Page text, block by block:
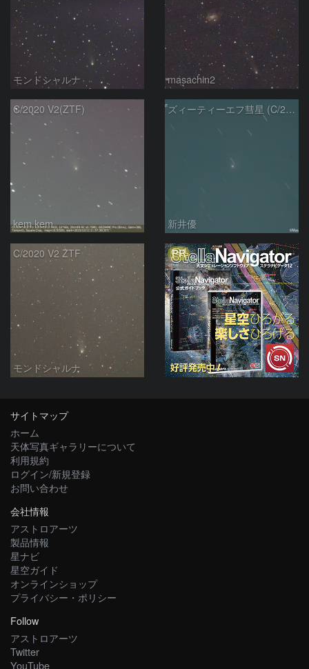
モンドシャルナ masachin2
C/2020 V2(ZTF)
kem.kem
ズィーティーエフ彗星 (C/2020V2)：202309/12
新井優
C/2020 V2 ZTF
モンドシャルナ
PR
サイトマップ
ホーム
天体写真ギャラリーについて
利用規約
ログイン/新規登録
お問い合わせ
会社情報
アストロアーツ
製品情報
星ナビ
星空ガイド
オンラインショップ
プライバシー・ポリシー
Follow
アストロアーツ
Twitter
YouTube